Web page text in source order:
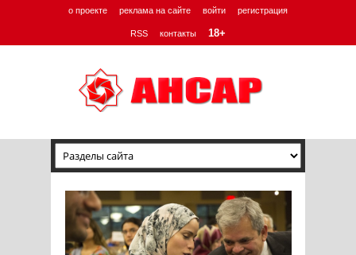
о проекте реклама на сайте войти регистрация
RSS контакты 18+